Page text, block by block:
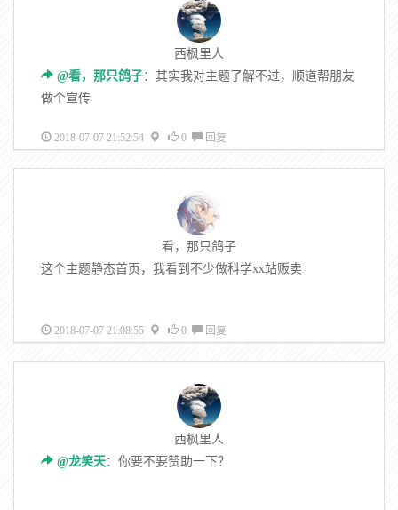
西枫里人
@看，那只鸽子：其实我对主题了解不过，顺道帮朋友
做个宣传
2018-07-07 21:52:54 0 回复
看，那只鸽子
这个主题静态首页，我看到不少做科学xx站贩卖
2018-07-07 21:08:55 0 回复
西枫里人
@龙笑天：你要不要赞助一下？